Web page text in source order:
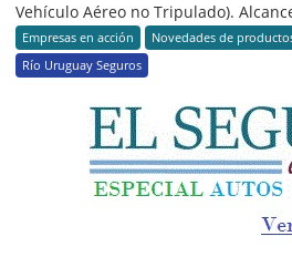
Vehículo Aéreo no Tripulado).
Empresas en acción
Novedades de
Río Uruguay Seguros